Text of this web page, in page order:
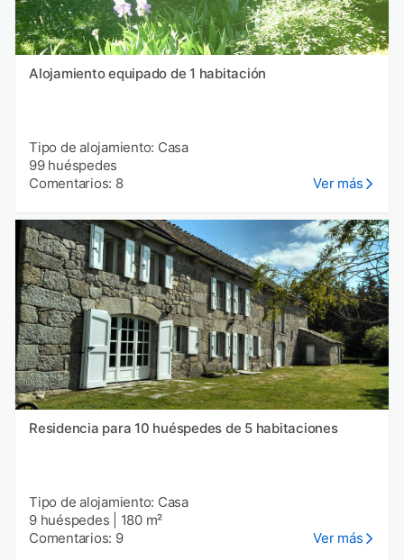
Alojamiento equipado de 1 habitación
Tipo de alojamiento: Casa
99 huéspedes
Comentarios: 8
Ver más
Residencia para 10 huéspedes de 5 habitaciones
Tipo de alojamiento: Casa
9 huéspedes
180 m²
Comentarios: 9
Ver más